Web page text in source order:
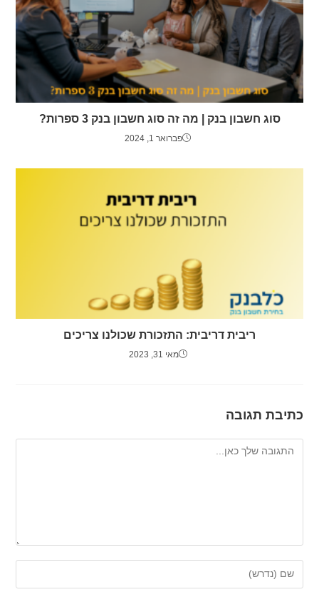
סוג חשבון בנק | מה זה סוג חשבון בנק 3 ספרות?
פברואר 1, 2024
ריבית דריבית: התזכורת שכולנו צריכים
מאי 31, 2023
כתיבת תגובה
להגיב
את